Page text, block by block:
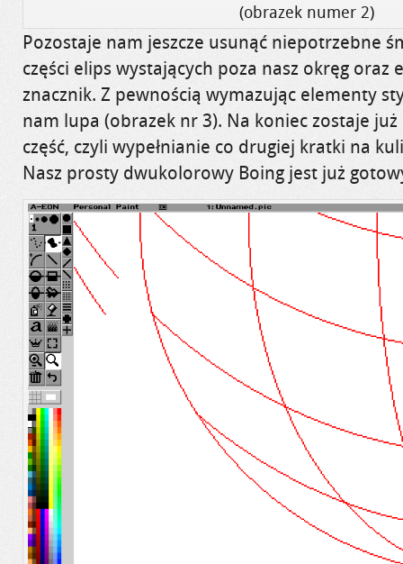
(obrazek numer 2)
Pozostaje nam jeszcze usunąć niepotrzebne
części elips wystających poza nasz okręg
znacznik. Z pewnością wymazując elementy
nam lupa (obrazek nr 3). Na koniec zostaje
część, czyli wypełnianie co drugiej kratki na
Nasz prosty dwukolorowy Boing jest już